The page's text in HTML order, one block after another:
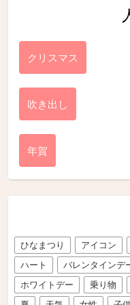
クリスマス
吹き出し
年賀
ひなまつり アイコン
ハート
バレンタインデ
ホワイトデー
乗り物